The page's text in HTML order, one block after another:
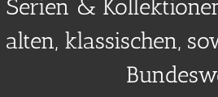
&
klassischen,